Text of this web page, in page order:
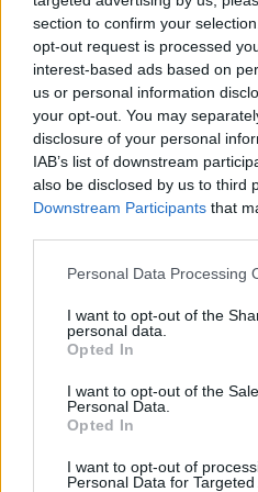
section to confirm your
opt-out request is processed
interest-based ads based on
us or personal information
your opt-out. You may
disclosure of your personal
IAB’s list of downstream
also be disclosed by us to third
Downstream Participants that
Please note that this website/
not limited to your visit or
grant or deny consent to
use your data for below
consent section.
Personal Data Processing
I want to opt-out of the
personal data.
Opted In
I want to opt-out of the
Personal Data.
Opted In
I want to opt-out of
Personal Data for Targeted